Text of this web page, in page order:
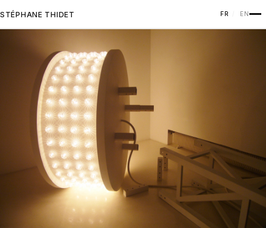
STÉPHANE THIDET FR EN